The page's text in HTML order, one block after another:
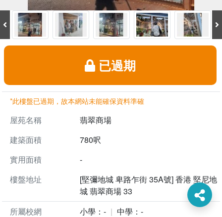
已過期
*此樓盤已過期，故本網站未能確保資料準確
屋苑名稱
翡翠商場
建築面積
780呎
實用面積
-
樓盤地址
[堅彌地城 卑路乍街 35A號] 香港 堅尼地
城 翡翠商場 33
所屬校網
小學：- 中學：-